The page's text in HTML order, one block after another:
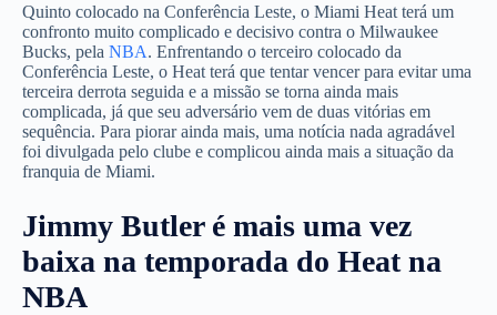
Quinto colocado na Conferência Leste, o Miami Heat terá um
confronto muito complicado e decisivo contra o Milwaukee
Bucks, pela NBA. Enfrentando o terceiro colocado da
Conferência Leste, o Heat terá que tentar vencer para evitar uma
terceira derrota seguida e a missão se torna ainda mais
complicada, já que seu adversário vem de duas vitórias em
sequência. Para piorar ainda mais, uma notícia nada agradável
foi divulgada pelo clube e complicou ainda mais a situação da
franquia de Miami.
Jimmy Butler é mais uma vez
baixa na temporada do Heat na
NBA